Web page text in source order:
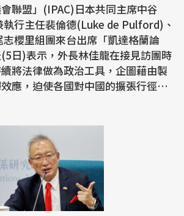
會聯盟」(IPAC)日本共同主席中谷
執行主任裴倫德(Luke de Pulford)、
志櫻里組團來台出席「凱達格蘭論
日)表示，外長林佳龍在接見訪團時
將法律做為政治工具，企圖藉由製
應，迫使各國對中國的擴張行徑保